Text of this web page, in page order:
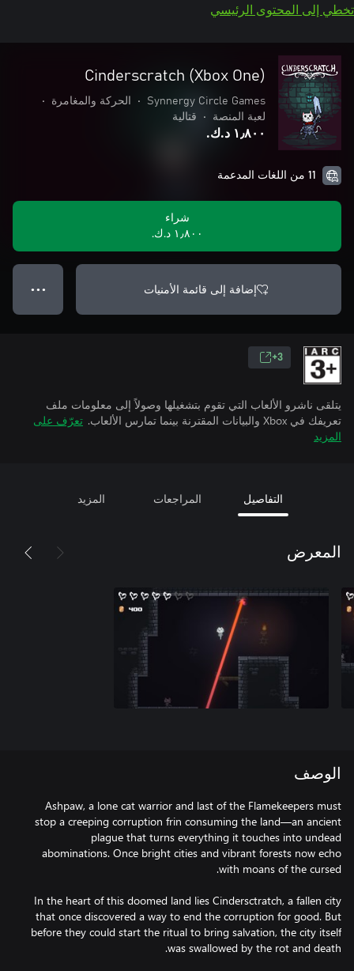
تخطي إلى المحتوى الرئيسي
Cinderscratch (Xbox One)
Synnergy Circle Games
• الحركة والمغامرة
•
لعبة المنصة
• قتالية
١٫٨٠٠ د.ك.‏
11 من اللغات المدعمة
شراء
١٫٨٠٠ د.ك.‏
إضافة إلى قائمة الأمنيات ● ● ●
3+
يتلقى ناشرو الألعاب التي تقوم بتشغيلها وصولاً إلى معلومات ملف
تعريفك في Xbox والبيانات المقترنة بينما تمارس الألعاب.
تعرّف على
المزيد
التفاصيل المراجعات المزيد
المعرض
الوصف
Ashpaw, a lone cat warrior and last of the Flamekeepers must
stop a creeping corruption frin consuming the land—an ancient
plague that turns everything it touches into undead
abominations. Once bright cities and vibrant forests now echo
In the heart of this doomed land lies Cindersctratch, a fallen city
that once discovered a way to end the corruption for good. But
before they could start the ritual to bring salvation, the city itself